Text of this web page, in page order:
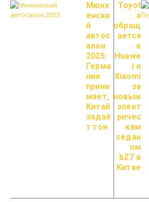
Мюнх
енски
й
автос
алон
2025:
Герма
ния
прини
мает,
Китай
задаё
т тон
Toyot
a
обращ
ается
к
Huawe
i и
Xiaomi
за
новым
элект
ричес
ким
седан
ом
bZ7 в
Китае